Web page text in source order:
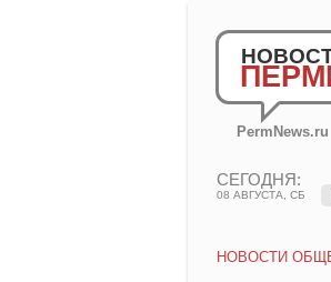
PermNews.ru
СЕГОДНЯ:
08 АВГУСТА, СБ
НОВОСТИ